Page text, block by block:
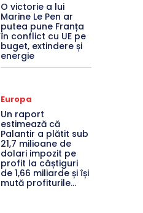
O victorie a lui
Marine Le Pen ar
putea pune Franța
în conflict cu UE pe
buget, extindere și
energie
Europa
Un raport
estimează că
Palantir a plătit sub
21,7 milioane de
dolari impozit pe
profit la câștiguri
de 1,66 miliarde și își
mută profiturile...